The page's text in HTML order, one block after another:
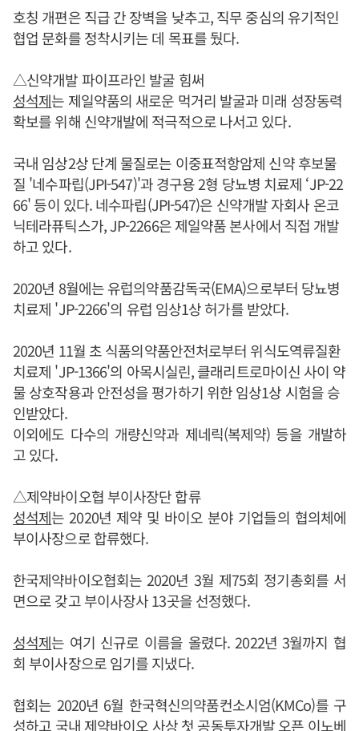
호칭 개편은 직급 간 장벽을 낮추고, 직무 중심의 유기적인
협업 문화를 정착시키는 데 목표를 뒀다.
△신약개발 파이프라인 발굴 힘써
성석제는 제일약품의 새로운 먹거리 발굴과 미래 성장동력
확보를 위해 신약개발에 적극적으로 나서고 있다.
국내 임상2상 단계 물질로는 이중표적항암제 신약 후보물
질 '네수파립(JPI-547)'과 경구용 2형 당뇨병 치료제 ‘JP-22
66' 등이 있다. 네수파립(JPI-547)은 신약개발 자회사 온코
닉테라퓨틱스가, JP-2266은 제일약품 본사에서 직접 개발
하고 있다.
2020년 8월에는 유럽의약품감독국(EMA)으로부터 당뇨병
치료제 'JP-2266'의 유럽 임상1상 허가를 받았다.
2020년 11월 초 식품의약품안전처로부터 위식도역류질환
치료제 'JP-1366'의 아목시실린, 클래리트로마이신 사이 약
물 상호작용과 안전성을 평가하기 위한 임상1상 시험을 승
인받았다.
이외에도 다수의 개량신약과 제네릭(복제약) 등을 개발하
고 있다.
△제약바이오협 부이사장단 합류
성석제는 2020년 제약 및 바이오 분야 기업들의 협의체에
부이사장으로 합류했다.
한국제약바이오협회는 2020년 3월 제75회 정기총회를 서
면으로 갖고 부이사장사 13곳을 선정했다.
성석제는 여기 신규로 이름을 올렸다. 2022년 3월까지 협
회 부이사장으로 임기를 지냈다.
협회는 2020년 6월 한국혁신의약품컨소시엄(KMCo)를 구
성하고 국내 제약바이오 사상 첫 공동투자개발 오픈 이노베